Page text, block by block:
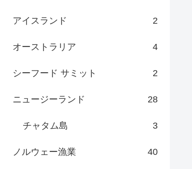
アイスランド 2
オーストラリア 4
シーフード サミット 2
ニュージーランド 28
チャタム島 3
ノルウェー漁業 40